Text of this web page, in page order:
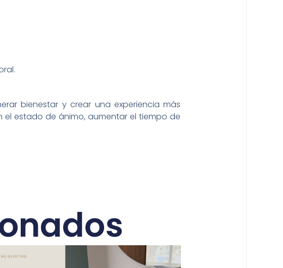
bienestar y crear una experiencia más
estado de ánimo, aumentar el tiempo de